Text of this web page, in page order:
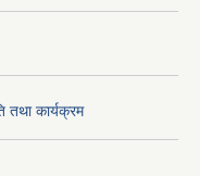
तथा कार्यक्रम